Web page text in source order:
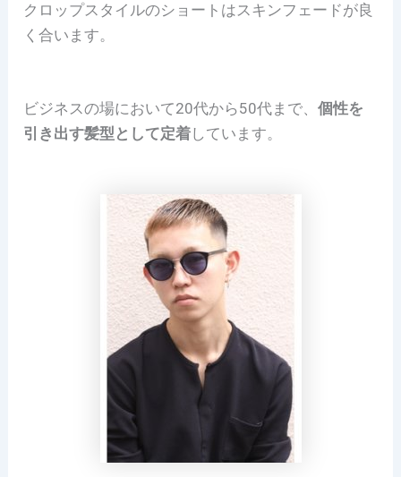
クロップスタイルのショートはスキンフェードが良
く合います。
ビジネスの場において20代から50代まで、個性を
引き出す髪型として定着しています。